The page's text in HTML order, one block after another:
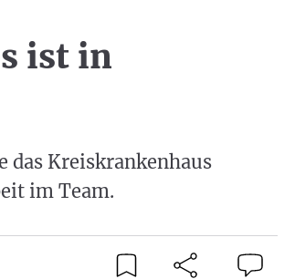
ist in
das Kreiskrankenhaus
im Team.